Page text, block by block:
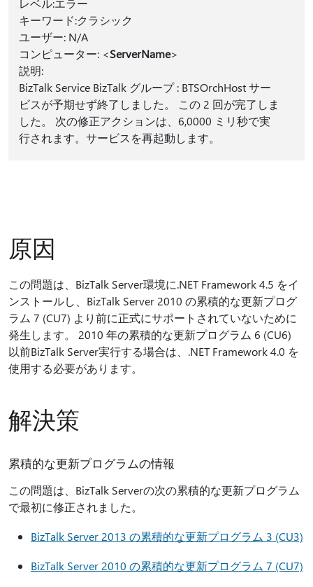
レベル:エラー
キーワード:クラシック
ユーザー: N/A
コンピューター: <ServerName>
説明:
BizTalk Service BizTalk グループ : BTSOrchHost サー
ビスが予期せず終了しました。 この 2 回が完了しま
した。 次の修正アクションは、6,0000 ミリ秒で実
行されます。サービスを再起動します。
原因
この問題は、BizTalk Server環境に.NET Framework 4.5 をイ
ンストールし、BizTalk Server 2010 の累積的な更新プログ
ラム 7 (CU7) より前に正式にサポートされていないために
発生します。 2010 年の累積的な更新プログラム 6 (CU6)
以前BizTalk Server実行する場合は、.NET Framework 4.0 を
使用する必要があります。
解決策
累積的な更新プログラムの情報
この問題は、BizTalk Serverの次の累積的な更新プログラム
で最初に修正されました。
BizTalk Server 2013 の累積的な更新プログラム 3 (CU3)
BizTalk Server 2010 の累積的な更新プログラム 7 (CU7)